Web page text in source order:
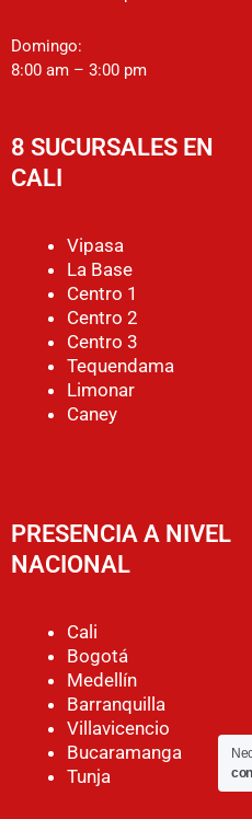
Domingo:
8:00 am – 3:00 pm
8 SUCURSALES EN
CALI
Vipasa
La Base
Centro 1
Centro 2
Centro 3
Tequendama
Limonar
Caney
PRESENCIA A NIVEL
NACIONAL
Cali
Bogotá
Medellín
Barranquilla
Villavicencio
Bucaramanga
Tunja